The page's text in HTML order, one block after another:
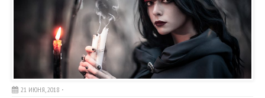
21 ИЮНЯ, 2018